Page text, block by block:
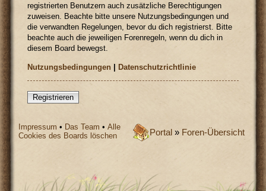
registrierten Benutzern auch zusätzliche Berechtigungen
zuweisen. Beachte bitte unsere Nutzungsbedingungen und
die verwandten Regelungen, bevor du dich registrierst. Bitte
beachte auch die jeweiligen Forenregeln, wenn du dich in
diesem Board bewegst.
Nutzungsbedingungen |Datenschutzrichtlinie
Registrieren
Portal » Foren-Übersicht
Impressum • Das Team •Alle
Cookies des Boards löschen